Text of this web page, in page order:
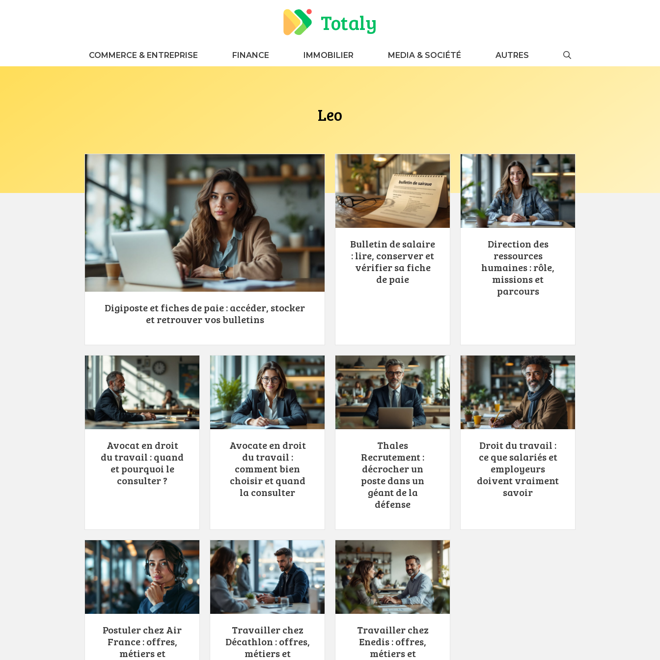
Totaly
COMMERCE & ENTREPRISE FINANCE IMMOBILIER MEDIA & SOCIÉTÉ AUTRES
Leo
Digiposte et fiches de paie : accéder, stocker
et retrouver vos bulletins
Bulletin de salaire
: lire, conserver et
vérifier sa fiche
de paie
Direction des
ressources
humaines : rôle,
missions et
parcours
Avocat en droit
du travail : quand
et pourquoi le
consulter ?
Avocate en droit
du travail :
comment bien
choisir et quand
la consulter
Thales
Recrutement :
décrocher un
poste dans un
géant de la
défense
Droit du travail :
ce que salariés et
employeurs
doivent vraiment
savoir
Postuler chez Air
France : offres,
métiers et
Travailler chez
Décathlon : offres,
métiers et
Travailler chez
Enedis : offres,
métiers et